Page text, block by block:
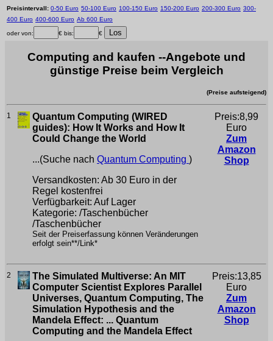
Preisintervall: 0-50 Euro 50-100 Euro 100-150 Euro 150-200 Euro 200-300 Euro 300-
400 Euro 400-600 Euro Ab 600 Euro
oder von: € bis: €
Computing and kaufen --Angebote und
günstige Preise beim Vergleich
(Preise aufsteigend)
1
Quantum Computing (WIRED
guides): How It Works and How It
Could Change the World
...(Suche nach Quantum Computing )
Versandkosten: Ab 30 Euro in der
Regel kostenfrei
Verfügbarkeit: Auf Lager
Kategorie: /Taschenbücher
/Taschenbücher
Seit der Preiserfassung können Veränderungen
erfolgt sein**/Link*
Preis:8,99
Euro
Zum
Amazon
Shop
2
The Simulated Multiverse: An MIT
Computer Scientist Explores Parallel
Universes, Quantum Computing, The
Simulation Hypothesis and the
Mandela Effect: ... Quantum
Computing and the Mandela Effect
Preis:13,85
Euro
Zum
Amazon
Shop